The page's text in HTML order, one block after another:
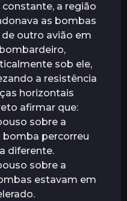
a região
as bombas
outro avião em
sob ele,
a resistência
horizontais
afirmar que:
sobre a
bomba percorreu
diferente.
sobre a
estavam em